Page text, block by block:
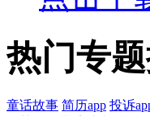
热门专
童话故事 简历app 投诉